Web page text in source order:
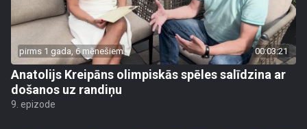
pirms 1 gada, 6 mēnešiem 00:03:21
Anatolijs Kreipāns olimpiskās spēles salīdzina ar
došanos uz randiņu
9. epizode